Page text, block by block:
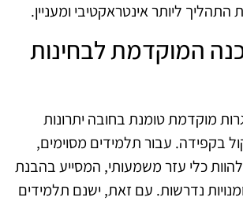
ליותר אינטראקטיבי ומעניין.
המוקדמת לבחינות
מוקדמת טומנת בחובה יתרונות
בקפידה. עבור תלמידים מסוימים,
כלי עזר משמעותי, המסייע בהבנת
נדרשות. עם זאת, ישנם תלמידים